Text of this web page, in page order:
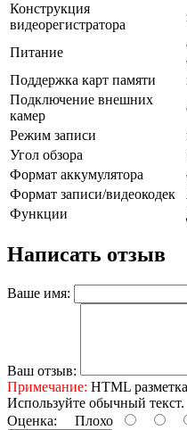
Конструкция
видеорегистратора
Питание
Поддержка карт памяти
Подключение внешних
камер
Режим записи
Угол обзора
Формат аккумулятора
Формат записи/видеокодек
Функции
Написать отзыв
Ваше имя:
Ваш отзыв:
Примечание: HTML
Используйте обычный текст.
Оценка: Плохо